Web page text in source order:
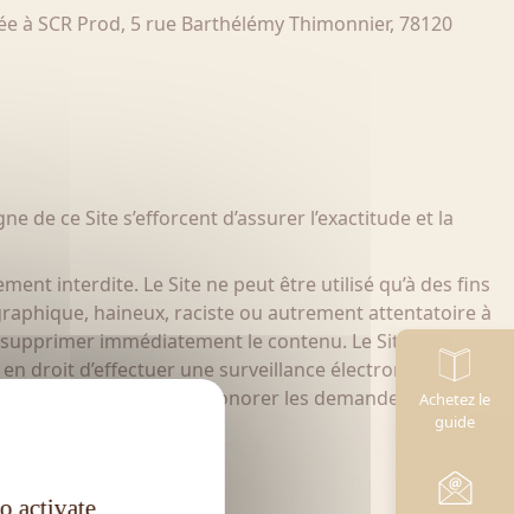
à SCR Prod, 5 rue Barthélémy Thimonnier, 78120
de ce Site s’efforcent d’assurer l’exactitude et la
interdite. Le Site ne peut être utilisé qu’à des fins
haineux, raciste ou autrement attentatoire à
immédiatement le contenu. Le Site se
droit d’effectuer une surveillance électronique des
le droit de ne pas honorer les demandes
Achetez le
guide
activate